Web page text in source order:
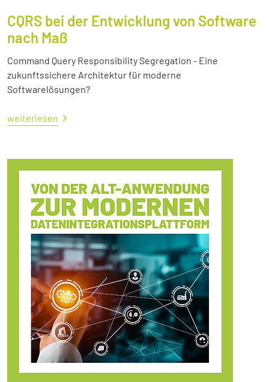
CQRS bei der Entwicklung von Software
nach Maß
Command Query Responsibility Segregation - Eine
zukunftssichere Architektur für moderne
Softwarelösungen?
weiterlesen